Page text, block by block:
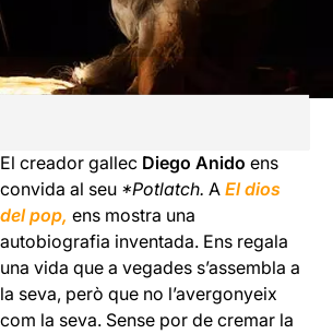
El creador gallec Diego Anido ens
convida al seu *Potlatch. AEl dios
del pop, ens mostra una
autobiografia inventada. Ens regala
una vida que a vegades s’assembla a
la seva, però que no l’avergonyeix
com la seva. Sense por de cremar la